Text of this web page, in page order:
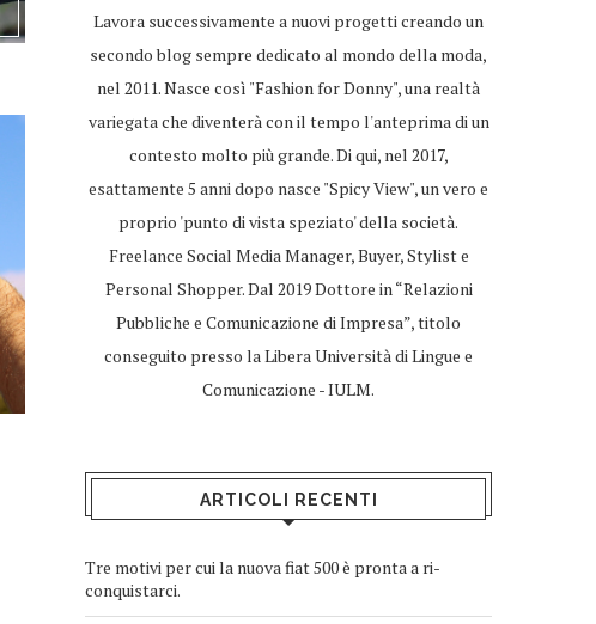
Lavora successivamente a nuovi progetti creando un
secondo blog sempre dedicato al mondo della moda,
nel 2011. Nasce così "Fashion for Donny", una realtà
variegata che diventerà con il tempo l'anteprima di un
contesto molto più grande. Di qui, nel 2017,
esattamente 5 anni dopo nasce "Spicy View", un vero e
proprio 'punto di vista speziato' della società.
Freelance Social Media Manager, Buyer, Stylist e
Personal Shopper. Dal 2019 Dottore in “Relazioni
Pubbliche e Comunicazione di Impresa”, titolo
conseguito presso la Libera Università di Lingue e
Comunicazione - IULM.
ARTICOLI RECENTI
Tre motivi per cui la nuova fiat 500 è pronta a ri-
conquistarci.